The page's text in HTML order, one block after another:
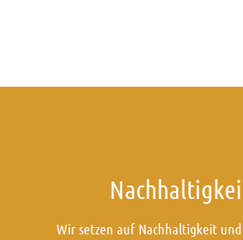
Wir setzen auf Nachhaltigkeit